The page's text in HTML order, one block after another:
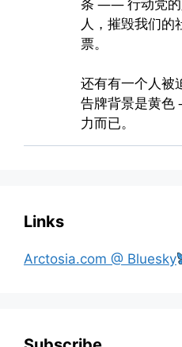
Links
Arctosia.com @ Bluesky